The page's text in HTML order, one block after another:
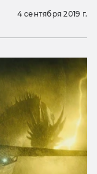
4 сентября 2019 г.